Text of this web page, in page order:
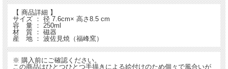
【 商品詳細 】
サイズ ： 径 7.6cm× 高さ8.5 cm
容 量 ： 250ml
材 質 ： 磁器
産 地 ： 波佐見焼（福峰窯）
※ 購入前にご確認ください。
この商品はひとつひとつ手描きによる絵付けのため個々で風合いが